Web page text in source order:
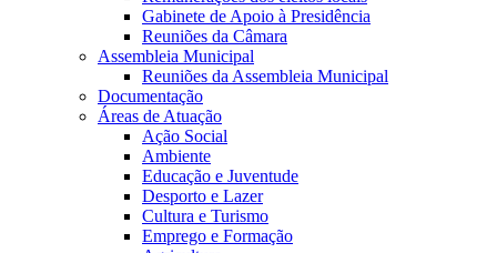
Gabinete de Apoio à Presidência
Reuniões da Câmara
Assembleia Municipal
Reuniões da Assembleia Municipal
Documentação
Áreas de Atuação
Ação Social
Ambiente
Educação e Juventude
Desporto e Lazer
Cultura e Turismo
Emprego e Formação